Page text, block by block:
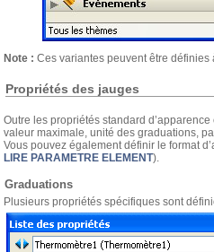
Note : Ces variantes peuvent être définies
Propriétés des jauges
Outre les propriétés standard
valeur maximale, unité des graduations,
Vous pouvez également définir le format
LIRE PARAMETRE ELEMENT).
Graduations
Plusieurs propriétés spécifiques sont